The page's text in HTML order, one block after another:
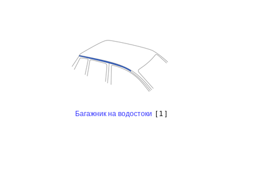
Багажник на водостоки [ 1 ]